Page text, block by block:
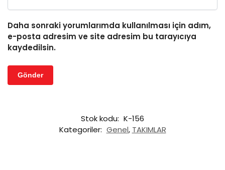
Daha sonraki yorumlarımda kullanılması için adım,
e-posta adresim ve site adresim bu tarayıcıya
kaydedilsin.
Stok kodu: K-156
Kategoriler: Genel, TAKIMLAR